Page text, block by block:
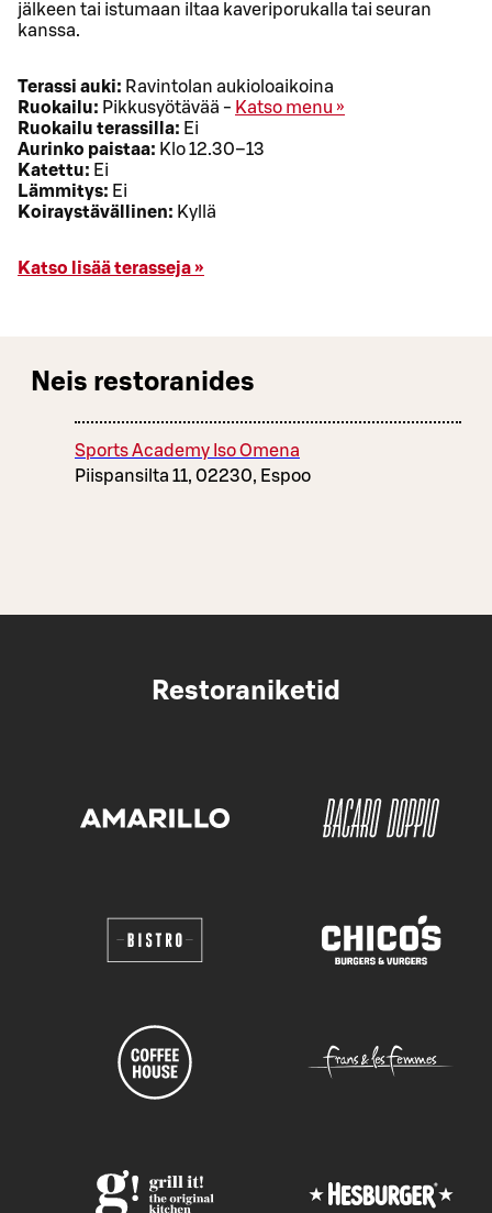
jälkeen tai istumaan iltaa kaveriporukalla tai seuran
kanssa.
Terassi auki: Ravintolan aukioloaikoina
Ruokailu: Pikkusyötävää - Katso menu »
Ruokailu terassilla: Ei
Aurinko paistaa: Klo 12.30–13
Katettu: Ei
Lämmitys: Ei
Koiraystävällinen: Kyllä
Katso lisää terasseja »
Neis restoranides
Sports Academy Iso Omena
Piispansilta 11, 02230, Espoo
Restoraniketid